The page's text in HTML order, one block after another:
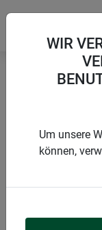
WIR
Um unsere
können,